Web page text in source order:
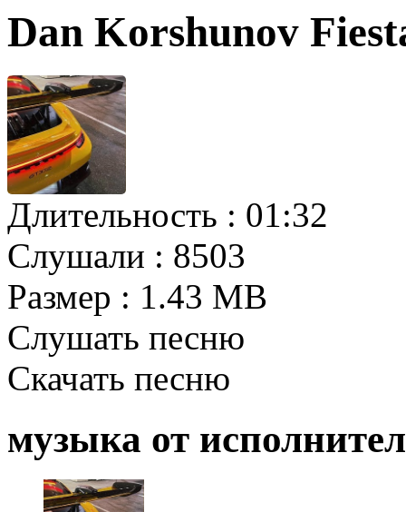
Dan Korshunov
Длительность : 01:32
Слушали : 8503
Размер : 1.43 MB
Слушать песню
Скачать песню
музыка от